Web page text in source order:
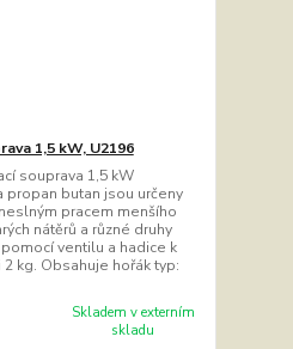
1,5 kW, U2196
souprava 1,5 kW
propan butan jsou určeny
pracem menšího
nátěrů a různé druhy
ventilu a hadice k
kg. Obsahuje hořák typ:
Skladem v externím
skladu